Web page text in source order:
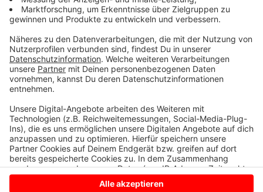
Noch in diesem Monat werden auch zusätzlich
Anzeige
Anzeige